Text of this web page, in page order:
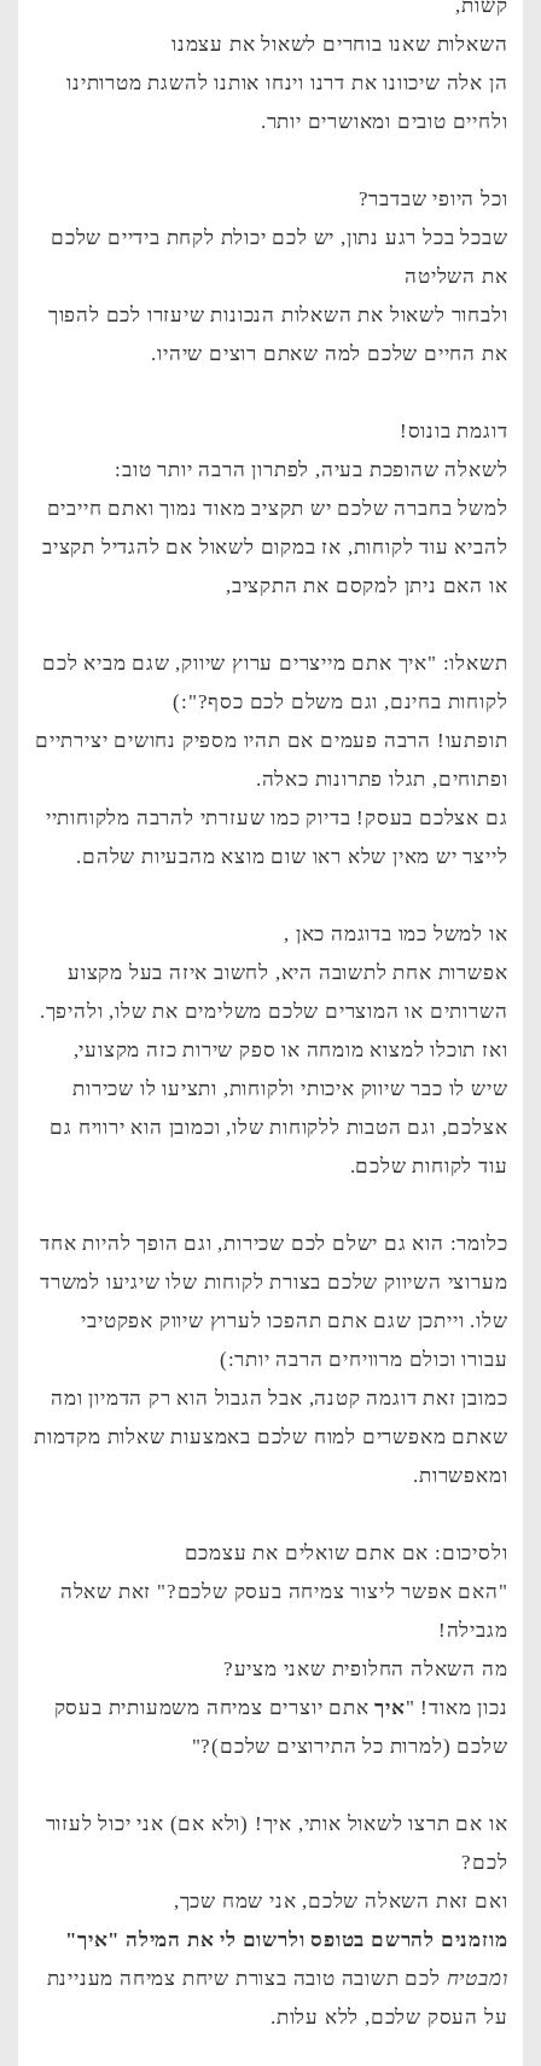
קשות,
השאלות שאנו בוחרים לשאול את עצמנו
הן אלה שיכוונו את דרנו וינחו אותנו להשגת מטרותינו
ולחיים טובים ומאושרים יותר.
וכל היופי שבדבר?
שבכל בכל רגע נתון, יש לכם יכולת לקחת בידיים שלכם
את השליטה
ולבחור לשאול את השאלות הנכונות שיעזרו לכם להפוך
את החיים שלכם למה שאתם רוצים שיהיו.
דוגמת בונוס!
לשאלה שהופכת בעיה, לפתרון הרבה יותר טוב:
למשל בחברה שלכם יש תקציב מאוד נמוך ואתם חייבים
להביא עוד לקוחות, אז במקום לשאול אם להגדיל תקציב
או האם ניתן למקסם את התקציב,
תשאלו: "איך אתם מייצרים ערוץ שיווק, שגם מביא לכם
לקוחות בחינם, וגם משלם לכם כסף?":)
תופתעו! הרבה פעמים אם תהיו מספיק נחושים יצירתיים
ופתוחים, תגלו פתרונות כאלה.
גם אצלכם בעסק! בדיוק כמו שעזרתי להרבה מלקוחותיי
לייצר יש מאין שלא ראו שום מוצא מהבעיות שלהם.
או למשל כמו בדוגמה כאן ,
אפשרות אחת לתשובה היא, לחשוב איזה בעל מקצוע
השרותים או המוצרים שלכם משלימים את שלו, ולהיפך.
ואז תוכלו למצוא מומחה או ספק שירות כזה מקצועי,
שיש לו כבר שיווק איכותי ולקוחות, ותציעו לו שכירות
אצלכם, וגם הטבות ללקוחות שלו, וכמובן הוא ירוויח גם
עוד לקוחות שלכם.
כלומר: הוא גם ישלם לכם שכירות, וגם הופך להיות אחד
מערוצי השיווק שלכם בצורת לקוחות שלו שיגיעו למשרד
שלו. וייתכן שגם אתם תהפכו לערוץ שיווק אפקטיבי
עבורו וכולם מרוויחים הרבה יותר:)
כמובן זאת דוגמה קטנה, אבל הגבול הוא רק הדמיון ומה
שאתם מאפשרים למוח שלכם באמצעות שאלות מקדמות
ומאפשרות.
ולסיכום: אם אתם שואלים את עצמכם
"האם אפשר ליצור צמיחה בעסק שלכם?" זאת שאלה
מגבילה!
מה השאלה החלופית שאני מציע?
נכון מאוד! "איך אתם יוצרים צמיחה משמעותית בעסק
שלכם (למרות כל התירוצים שלכם)?"
או אם תרצו לשאול אותי, איך! (ולא אם) אני יכול לעזור
לכם?
ואם זאת השאלה שלכם, אני שמח שכך,
מוזמנים להרשם בטופס ולרשום לי את המילה "איך"
ומבטיח לכם תשובה טובה בצורת שיחת צמיחה מעניינת
על העסק שלכם, ללא עלות.